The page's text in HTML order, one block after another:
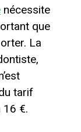
nécessite
que
La
tarif
16 €.